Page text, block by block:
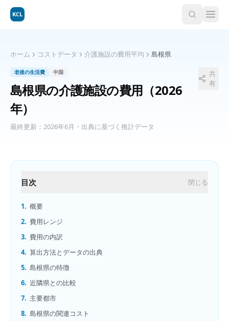
KCL
ホーム コストデータ 介護施設の費用平均 島根県
老後の生活費 中国
島根県の介護施設の費用 （2026
年）
最終更新： 2026年6月 ・出典に基づく推計データ
共
有
目次 閉じる
1. 概要
2. 費用レンジ
3. 費用の内訳
4. 算出方法とデータの出典
5. 島根県の特徴
6. 近隣県との比較
7. 主要都市
8. 島根県の関連コスト